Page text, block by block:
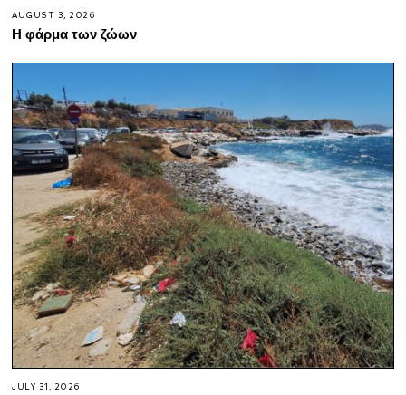
AUGUST 3, 2026
Η φάρμα των ζώων
JULY 31, 2026